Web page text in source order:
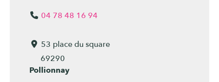
04 78 48 16 94
53 place du square
69290
Pollionnay